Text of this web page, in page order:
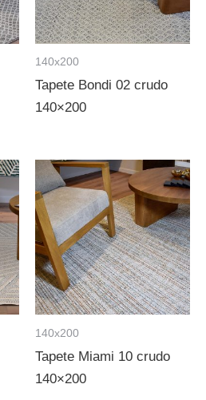
140x200
Tapete Bondi 02 crudo
140×200
140x200
Tapete Miami 10 crudo
140×200